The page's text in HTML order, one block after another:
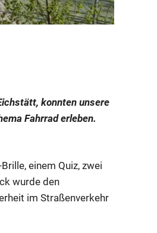
konnten unsere
Fahrrad erleben.
einem Quiz, zwei
wurde den
im Straßenverkehr